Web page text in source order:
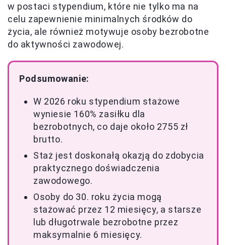
w postaci stypendium, które nie tylko ma na
celu zapewnienie minimalnych środków do
życia, ale również motywuje osoby bezrobotne
do aktywności zawodowej.
Podsumowanie:
W 2026 roku stypendium stażowe
wyniesie 160% zasiłku dla
bezrobotnych, co daje około 2755 zł
brutto.
Staż jest doskonałą okazją do zdobycia
praktycznego doświadczenia
zawodowego.
Osoby do 30. roku życia mogą
stażować przez 12 miesięcy, a starsze
lub długotrwale bezrobotne przez
maksymalnie 6 miesięcy.